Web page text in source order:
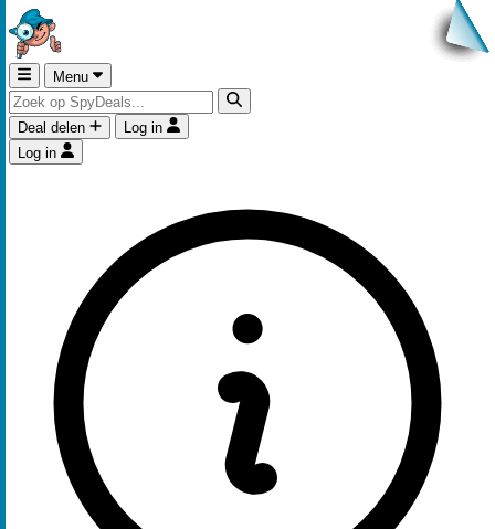
Menu
Deal delen
Log in
Log in